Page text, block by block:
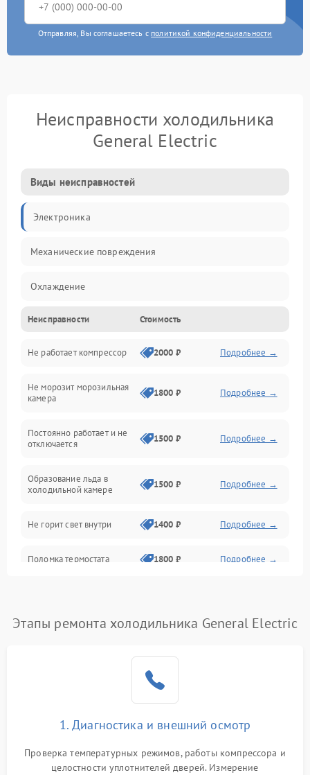
Отправляя, Вы соглашаетесь с политикой конфиденциальности
Неисправности холодильника
General Electric
Виды неисправностей
Электроника
Механические повреждения
Охлаждение
Механика
Электропитание
Дренаж
Неисправности Стоимость
Не работает компрессор 2000 ₽ Подробнее →
Не морозит морозильная
камера
1800 ₽ Подробнее →
Постоянно работает и не
отключается
1500 ₽ Подробнее →
Образование льда в
холодильной камере
1500 ₽ Подробнее →
Не горит свет внутри 1400 ₽ Подробнее →
Поломка термостата 1800 ₽ Подробнее →
Поломка системы No Frost 2600 ₽ Подробнее →
работе
2000 ₽ Подробнее →
Этапы ремонта холодильника General Electric
1. Диагностика и внешний осмотр
Проверка температурных режимов, работы компрессора и
целостности уплотнителей дверей. Измерение